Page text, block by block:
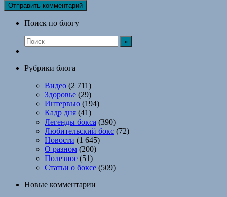
Поиск по блогу
Рубрики блога
Видео (2 711)
Здоровье (29)
Интервью (194)
Кадр дня (41)
Легенды бокса (390)
Любительский бокс (72)
Новости (1 645)
О разном (200)
Полезное (51)
Статьи о боксе (509)
Новые комментарии